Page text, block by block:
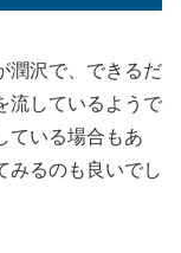
潤沢で、できるだ
流しているようで
ている場合もあ
みるのも良いでし